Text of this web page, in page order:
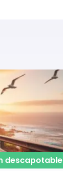
descapotable